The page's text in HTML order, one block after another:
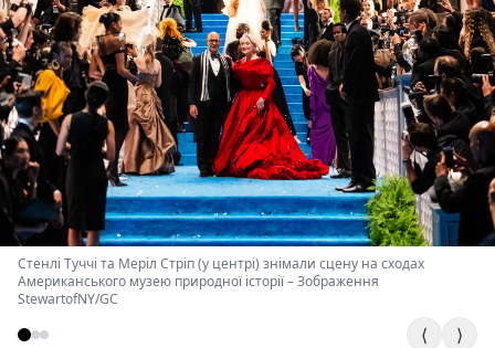
Стенлі Туччі та Меріл Стріп (у центрі) знімали сцену на сходах
Американського музею природної історії–Зображення
StewartofNY/GC
⟨ ⟩